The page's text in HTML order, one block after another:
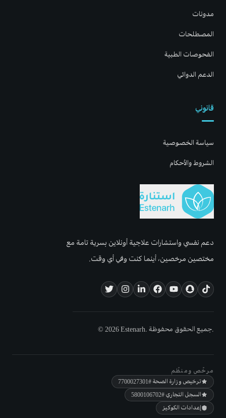
دعم نفسي واستشارات علاجية أونلاين بسرية تامة مع
مختصين مرخصين، أينما كنت وفي أي وقت.
© 2026 Estenarh. جميع الحقوق محفوظة.
مدونات
المصطلحات
الفحوصات الطبية
الدعم الدوائي
قانوني
سياسة الخصوصية
الشروط والأحكام
مرخّص ومنظّم
ترخيص وزارة الصحة #7700027301
السجل التجاري #5800106702
إعدادات الكوكيز